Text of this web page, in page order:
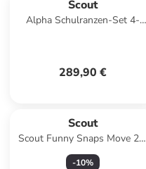
Scout
Alpha Schulranzen-Set 4-
289,90 €
Scout
Scout Funny Snaps Move 2er
Set Bundesliga
-10%